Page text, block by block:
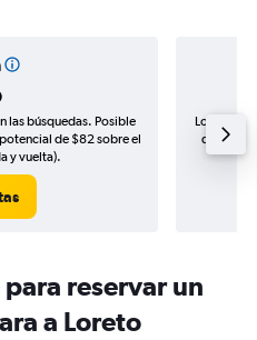
las búsquedas. Posible
de $82 sobre el
y vuelta).
Los
de
reservar un
a Loreto